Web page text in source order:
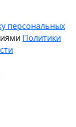
персональных
Политики